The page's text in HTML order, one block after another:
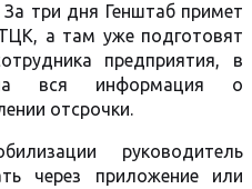
три дня Генштаб примет
а там уже подготовят
предприятия, в
вся информация о
отсрочки.
руководитель
через приложение или